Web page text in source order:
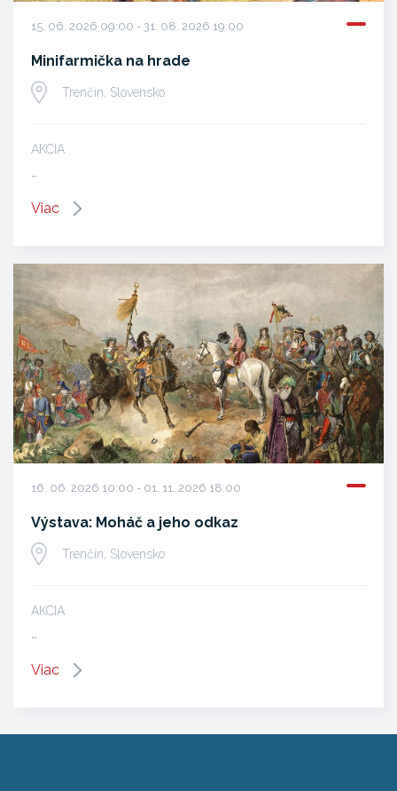
15. 06. 2026 09:00 - 31. 08. 2026 19:00
Minifarmička na hrade
Trenčín, Slovensko
AKCIA
…
Viac
16. 06. 2026 10:00 - 01. 11. 2026 18:00
Výstava: Moháč a jeho odkaz
Trenčín, Slovensko
AKCIA
Viac